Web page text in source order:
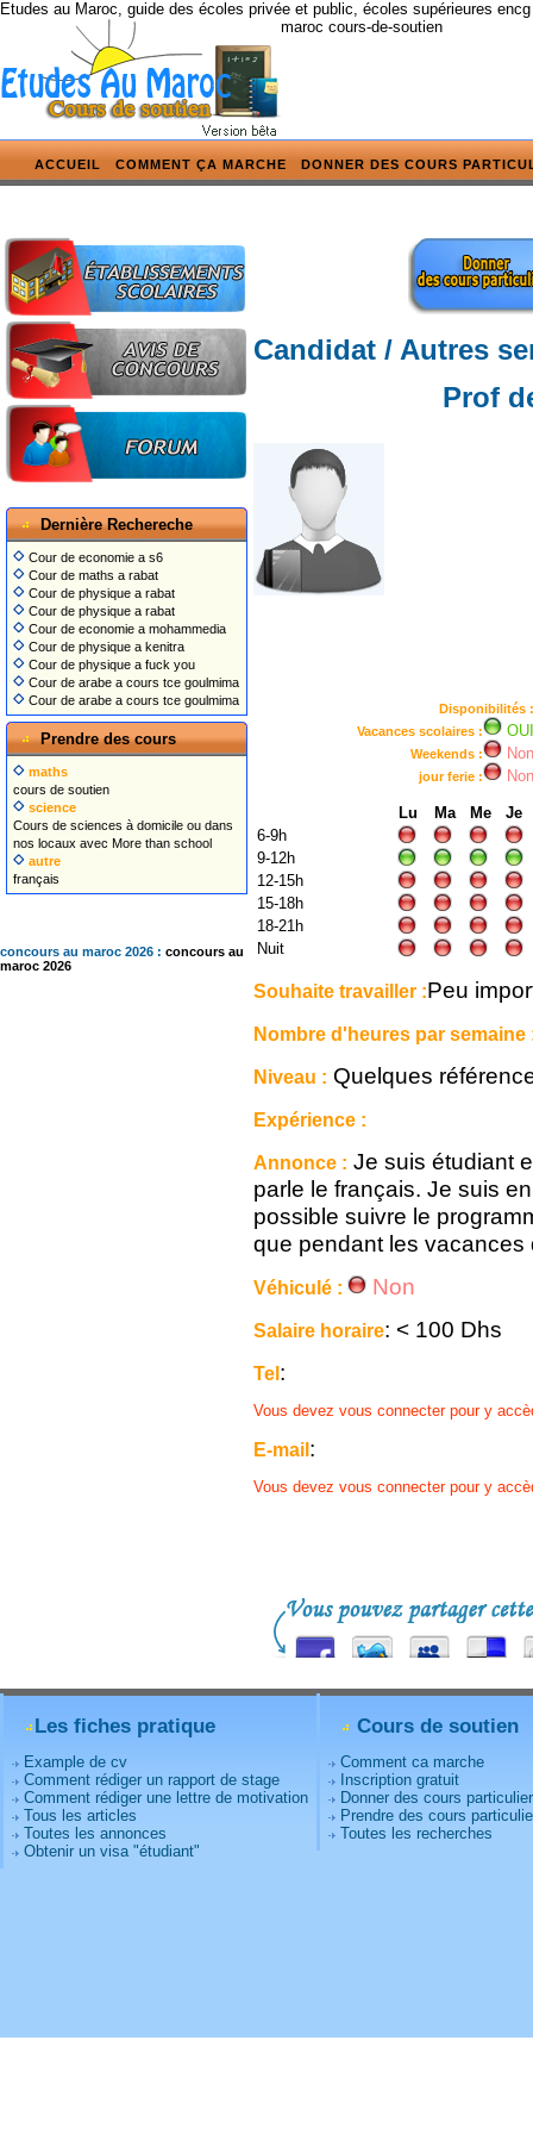
Etudes au Maroc, guide des écoles privée et public, écoles supérieures
maroc cours-de-soutien
ACCUEIL COMMENT ÇA MARCHE DONNER DES COURS
Dernière Rechereche
Cour de economie a s6
Cour de maths a rabat
Cour de physique a rabat
Cour de physique a rabat
Cour de economie a mohammedia
Cour de physique a kenitra
Cour de physique a fuck you
Cour de arabe a cours tce goulmima
Cour de arabe a cours tce goulmima
Prendre des cours
maths
cours de soutien
science
Cours de sciences à domicile ou dans
nos locaux avec More than school
autre
français
concours au maroc 2026 : concours au
maroc 2026
Candidat / Autres
Prof
Disponibilités :
Vacances scolaires :
OUI
Weekends : Non
jour ferie : Non
Lu Ma Me
Je
6-9h
9-12h
12-15h
15-18h
18-21h
Nuit
Souhaite travailler :Peu
Nombre d'heures par semaine
Niveau : Quelques
Expérience :
Annonce : Je suis étudiant
parle le français. Je suis
possible suivre le
que pendant les vacances
Véhiculé : Non
Salaire horaire: < 100 Dhs
Tel:
Vous devez vous connecter pour y
E-mail:
Vous devez vous connecter pour y
Les fiches pratique
Example de cv
Comment rédiger un rapport de stage
Comment rédiger une lettre de motivation
Tous les articles
Toutes les annonces
Obtenir un visa "étudiant"
Cours de soutien
Comment ca marche
Inscription gratuit
Donner des cours
Prendre des cours
Toutes les recherches